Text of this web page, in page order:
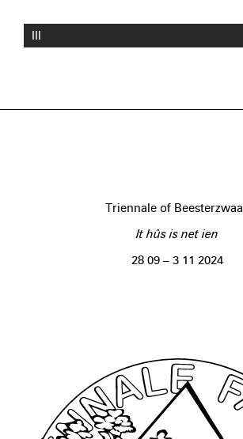
III
Triennale of
It hûs is net ien
28 09 – 3 11 2024